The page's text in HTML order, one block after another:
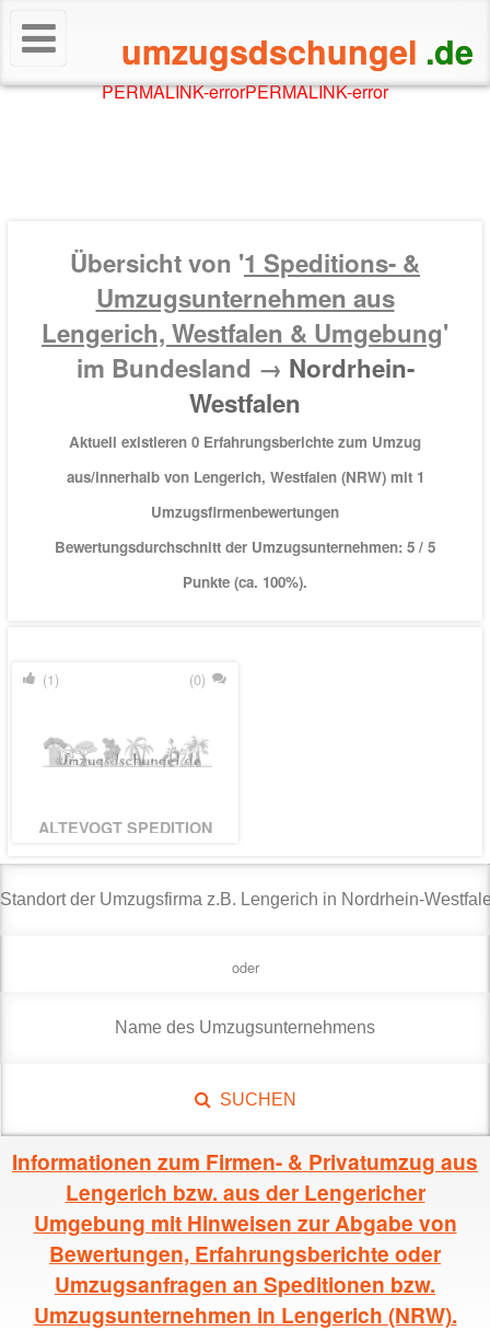
umzugsdschungel .de
PERMALINK-errorPERMALINK-error
Übersicht von '1 Speditions- &
Umzugsunternehmen aus
Lengerich, Westfalen & Umgebung'
im Bundesland → Nordrhein-
Westfalen
Aktuell existieren 0 Erfahrungsberichte zum Umzug
aus/innerhalb von Lengerich, Westfalen (NRW) mit 1
Umzugsfirmenbewertungen
Bewertungsdurchschnitt der Umzugsunternehmen: 5 / 5
Punkte (ca. 100%).
(1) (0)
ALTEVOGT SPEDITION
oder
SUCHEN
Informationen zum Firmen- & Privatumzug aus
Lengerich bzw. aus der Lengericher
Umgebung mit Hinweisen zur Abgabe von
Bewertungen, Erfahrungsberichte oder
Umzugsanfragen an Speditionen bzw.
Umzugsunternehmen in Lengerich (NRW).